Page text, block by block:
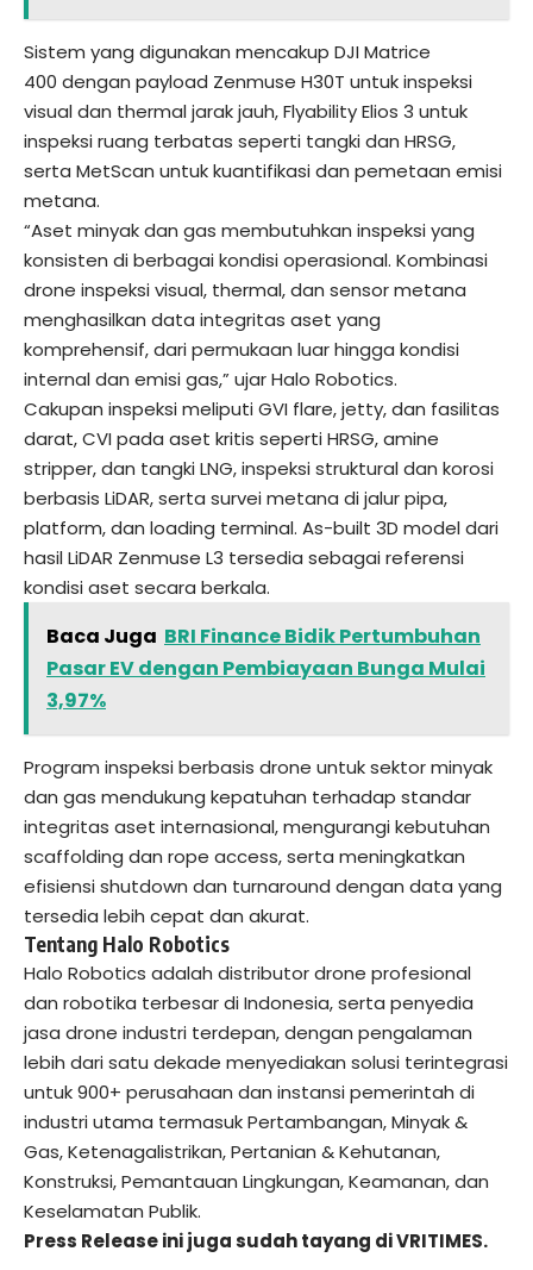
Sistem yang digunakan mencakup DJI Matrice
400 dengan payload Zenmuse H30T untuk inspeksi
visual dan thermal jarak jauh,Flyability Elios 3 untuk
inspeksi ruang terbatas seperti tangki dan HRSG,
serta MetScan untuk kuantifikasi dan pemetaan emisi
metana.
“Aset minyak dan gas membutuhkan inspeksi yang
konsisten di berbagai kondisi operasional. Kombinasi
drone inspeksi visual, thermal, dan sensor metana
menghasilkan data integritas aset yang
komprehensif, dari permukaan luar hingga kondisi
internal dan emisi gas,” ujar Halo Robotics.
Cakupan inspeksi meliputi GVI flare, jetty, dan fasilitas
darat, CVI pada aset kritis seperti HRSG, amine
stripper, dan tangki LNG, inspeksi struktural dan korosi
berbasis LiDAR, serta survei metana di jalur pipa,
platform, dan loading terminal. As-built 3D model dari
hasilLiDAR Zenmuse L3 tersedia sebagai referensi
kondisi aset secara berkala.
Baca Juga BRI Finance Bidik Pertumbuhan
Pasar EV dengan Pembiayaan Bunga Mulai
3,97%
Program inspeksi berbasis drone untuk sektor minyak
dan gas mendukung kepatuhan terhadap standar
integritas aset internasional, mengurangi kebutuhan
scaffolding dan rope access, serta meningkatkan
efisiensi shutdown dan turnaround dengan data yang
tersedia lebih cepat dan akurat.
Tentang Halo Robotics
Halo Robotics adalah distributor drone profesional
dan robotika terbesar di Indonesia, serta penyedia
jasa drone industri terdepan, dengan pengalaman
lebih dari satu dekade menyediakan solusi terintegrasi
untuk 900+ perusahaan dan instansi pemerintah di
industri utama termasuk Pertambangan, Minyak &
Gas, Ketenagalistrikan, Pertanian & Kehutanan,
Konstruksi, Pemantauan Lingkungan, Keamanan, dan
Keselamatan Publik.
Press Release ini juga sudah tayang diVRITIMES.